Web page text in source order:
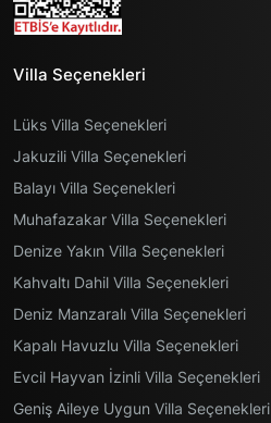
Villa Seçenekleri
Lüks Villa Seçenekleri
Jakuzili Villa Seçenekleri
Balayı Villa Seçenekleri
Muhafazakar Villa Seçenekleri
Denize Yakın Villa Seçenekleri
Kahvaltı Dahil Villa Seçenekleri
Deniz Manzaralı Villa Seçenekleri
Kapalı Havuzlu Villa Seçenekleri
Evcil Hayvan İzinli Villa Seçenekleri
Geniş Aileye Uygun Villa Seçenekleri